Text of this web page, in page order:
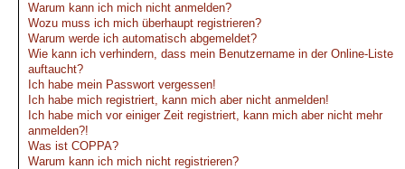
Warum kann ich mich nicht anmelden?
Wozu muss ich mich überhaupt registrieren?
Warum werde ich automatisch abgemeldet?
Wie kann ich verhindern, dass mein Benutzername in der Online-Liste
auftaucht?
Ich habe mein Passwort vergessen!
Ich habe mich registriert, kann mich aber nicht anmelden!
Ich habe mich vor einiger Zeit registriert, kann mich aber nicht mehr
anmelden?!
Was ist COPPA?
Warum kann ich mich nicht registrieren?